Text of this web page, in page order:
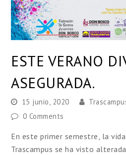
ESTE VERANO
ASEGURADA.
15 junio, 2020
0 Comments
En este primer semestre, la
Trascampus se ha visto